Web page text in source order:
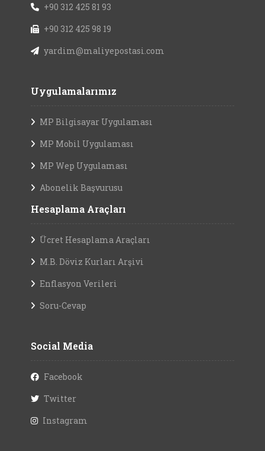
+90 312 425 81 93
+90 312 425 98 19
yardim@maliyepostasi.com
Uygulamalarımız
MP Bilgisayar Uygulaması
MP Mobil Uygulaması
MP Wep Uygulaması
Abonelik Başvurusu
Hesaplama Araçları
Ücret Hesaplama Araçları
M.B. Döviz Kurları Arşivi
Enflasyon Verileri
Soru-Cevap
Social Media
Facebook
Twitter
Instagram